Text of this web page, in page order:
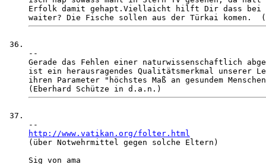
Erfolk damit gehapt.Viellaicht hilft Dir dass bei
--
Gerade das Fehlen einer naturwissenschaftlich
ist ein herausragendes Qualitätsmerkmal unserer
ihren Parameter "höchstes Maß an gesundem
http://www.vatikan.org/folter.html
(über Notwehrmittel gegen solche Eltern)